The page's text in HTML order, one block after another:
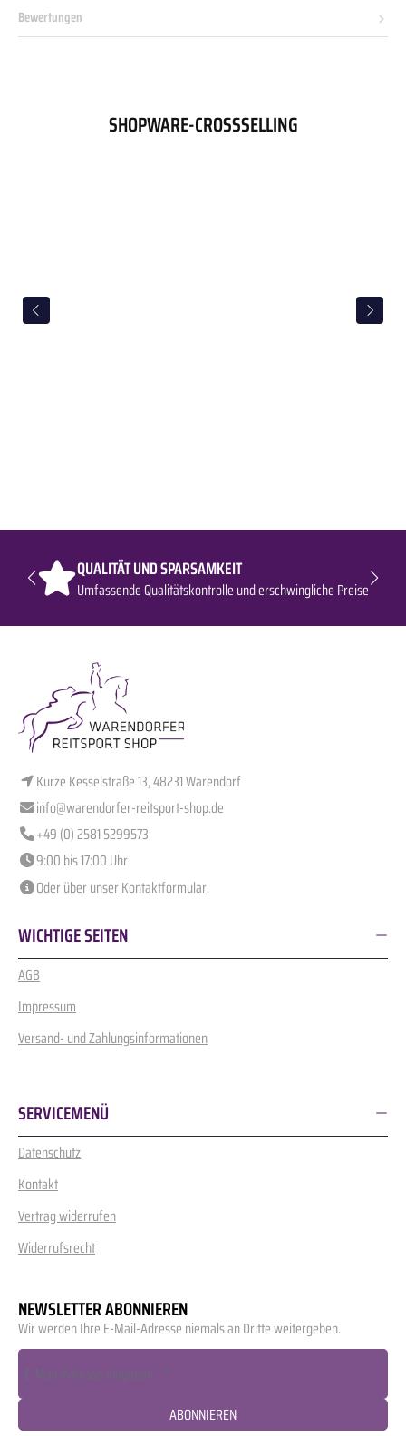
Bewertungen
SHOPWARE-CROSSSELLING
QUALITÄT UND SPARSAMKEIT
Umfassende Qualitätskontrolle und erschwingliche Preise
Kurze Kesselstraße 13, 48231 Warendorf
info@warendorfer-reitsport-shop.de
+49 (0) 2581 5299573
9:00 bis 17:00 Uhr
Oder über unserKontaktformular.
WICHTIGE SEITEN
AGB
Impressum
Versand- und Zahlungsinformationen
SERVICEMENÜ
Datenschutz
Kontakt
Vertrag widerrufen
Widerrufsrecht
NEWSLETTER ABONNIEREN
Wir werden Ihre E-Mail-Adresse niemals an Dritte weitergeben.
ABONNIEREN